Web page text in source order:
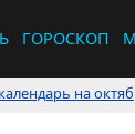
ГОРОСКОП
на